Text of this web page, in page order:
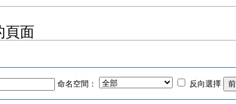
頁面
命名空間： 反向選擇